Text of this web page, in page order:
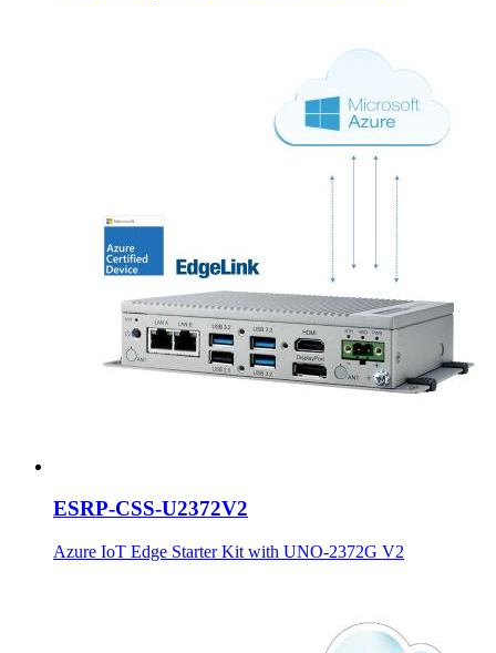
ESRP-CSS-U2372V2
Azure IoT Edge Starter Kit with UNO-2372G V2